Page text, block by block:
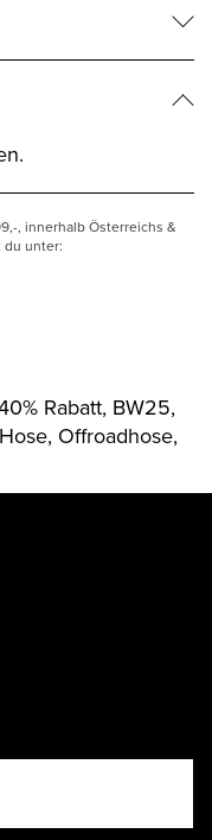
, innerhalb Österreichs &
du unter:
Rabatt, BW25,
Offroadhose,